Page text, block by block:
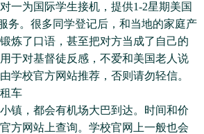
一为国际学生接机，提供1-2星期美国
务。很多同学登记后，和当地的家庭产
炼了口语，甚至把对方当成了自己的
于对基督徒反感，不爱和美国老人说
学校官方网站推荐，否则请勿轻信。
车
，都会有机场大巴到达。时间和价
方网站上查询。学校官网上一般也会